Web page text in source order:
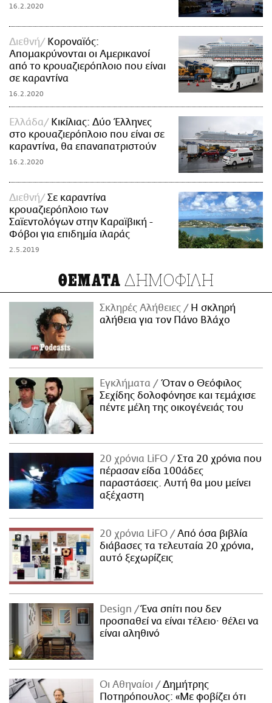
16.2.2020
Διεθνή
Kοροναϊός:
Απομακρύνονται οι Αμερικανοί
από το κρουαζιερόπλοιο που είναι
σε καραντίνα
16.2.2020
Ελλάδα
Κικίλιας: Δύο Έλληνες
στο κρουαζιερόπλοιο που είναι σε
καραντίνα, θα επαναπατριστούν
16.2.2020
Διεθνή
Σε καραντίνα
κρουαζιερόπλοιο των
Σαϊεντολόγων στην Καραϊβική -
Φόβοι για επιδημία ιλαράς
2.5.2019
ΘΕΜΑΤΑ ΔΗΜΟΦΙΛΗ
Σκληρές Αλήθειες
H σκληρή
αλήθεια για τον Πάνο Βλάχο
Εγκλήματα
Όταν ο Θεόφιλος
Σεχίδης δολοφόνησε και τεμάχισε
πέντε μέλη της οικογένειάς του
20 χρόνια LiFO
Στα 20 χρόνια που
πέρασαν είδα 100άδες
παραστάσεις. Αυτή θα μου μείνει
αξέχαστη
20 χρόνια LiFO
Από όσα βιβλία
διάβασες τα τελευταία 20 χρόνια,
αυτό ξεχωρίζεις
Design
Ένα σπίτι που δεν
προσπαθεί να είναι τέλειο· θέλει να
είναι αληθινό
Οι Αθηναίοι
Δημήτρης
Ποτηρόπουλος: «Με φοβίζει ότι